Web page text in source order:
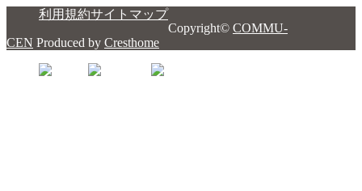
利用規約サイトマップ
Copyright© COMMU-
CEN Produced by Cresthome